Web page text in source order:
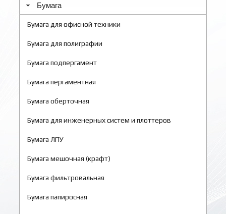
Бумага
Бумага для офисной техники
Бумага для полиграфии
Бумага подпергамент
Бумага пергаментная
Бумага оберточная
Бумага для инженерных систем и плоттеров
Бумага ЛПУ
Бумага мешочная (крафт)
Бумага фильтровальная
Бумага папиросная